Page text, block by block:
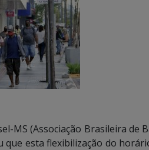
MS (Associação Brasileira de
esta flexibilização do